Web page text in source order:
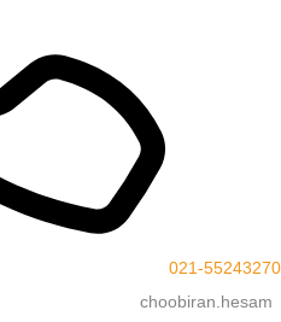
021-55243270
choobiran.hesam